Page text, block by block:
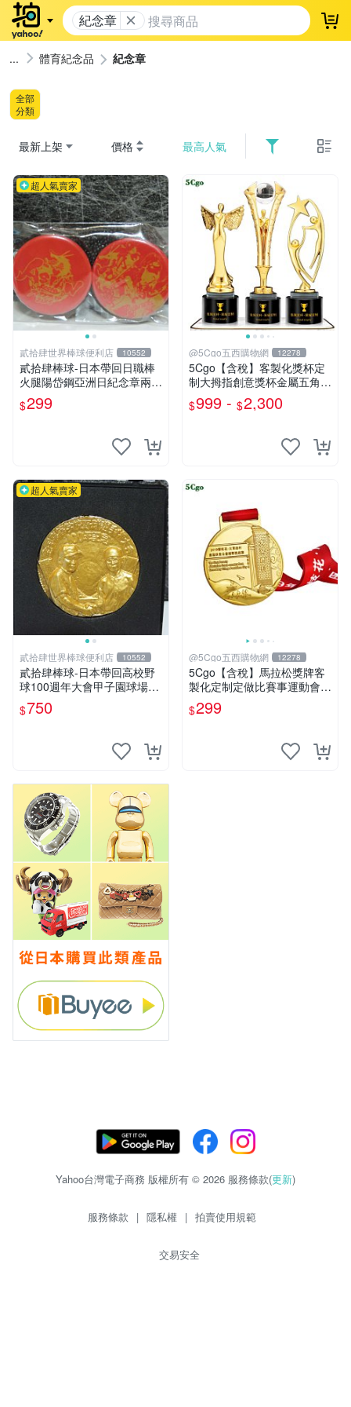
紀念章 登
體育紀念品 紀念章
全部
分類
最新上架 價格 最高人氣
超人氣賣家
貳拾肆世界棒球便利店 10552
貳拾肆棒球-日本帶回日職棒
火腿陽岱鋼亞洲日紀念章兩個
一組
$299
@5Cgo五西購物網 12278
5Cgo【含稅】客製化獎杯定
制大拇指創意獎杯金屬五角星
水晶獎杯籃球足球比賽冠軍獎
杯定做
$999 - $2,300
超人氣賣家
貳拾肆世界棒球便利店 10552
貳拾肆棒球-日本帶回高校野
球100週年大會甲子園球場紀
念幣
$750
@5Cgo五西購物網 12278
5Cgo【含稅】馬拉松獎牌客
製化定制定做比賽事運動會紀
念牌製作創意個性開模田徑金
銀銅牌金屬掛牌製作紀念品訂
$299
Yahoo台灣電子商務 版權所有 © 2026 服務條款(更新)
服務條款 | 隱私權 | 拍賣使用規範
交易安全